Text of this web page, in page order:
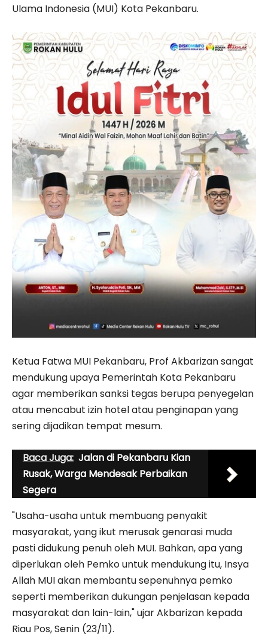
Ulama Indonesia (MUI) Kota Pekanbaru.
Ketua Fatwa MUI Pekanbaru, Prof Akbarizan sangat
mendukung upaya Pemerintah Kota Pekanbaru
agar memberikan sanksi tegas berupa penyegelan
atau mencabut izin hotel atau penginapan yang
sering dijadikan tempat mesum.
Baca Juga: Jalan di Pekanbaru Kian
Rusak, Warga Mendesak Perbaikan
Segera
"Usaha-usaha untuk membuang penyakit
masyarakat, yang ikut merusak genarasi muda
pasti didukung penuh oleh MUI. Bahkan, apa yang
diperlukan oleh Pemko untuk mendukung itu, Insya
Allah MUI akan membantu sepenuhnya pemko
seperti memberikan dukungan penjelasan kepada
masyarakat dan lain-lain," ujar Akbarizan kepada
Riau Pos, Senin (23/11).